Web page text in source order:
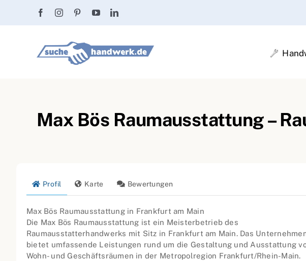
Max Bös Raumausstattung –
Profil Karte Bewertungen
Max Bös Raumausstattung in Frankfurt am Main
Die Max Bös Raumausstattung ist ein Meisterbetrieb des
Raumausstatterhandwerks mit Sitz in Frankfurt am Main. Das
bietet umfassende Leistungen rund um die Gestaltung und Ausstattung
Wohn- und Geschäftsräumen in der Metropolregion Frankfurt/Rhein-Main.